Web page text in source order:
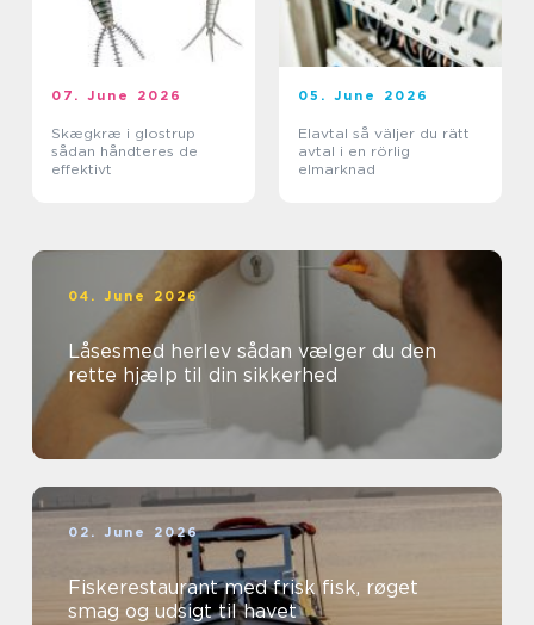
07. June 2026
Skægkræ i glostrup
sådan håndteres de
effektivt
05. June 2026
Elavtal så väljer du rätt
avtal i en rörlig
elmarknad
04. June 2026
Låsesmed herlev sådan vælger du den
rette hjælp til din sikkerhed
02. June 2026
Fiskerestaurant med frisk fisk, røget
smag og udsigt til havet